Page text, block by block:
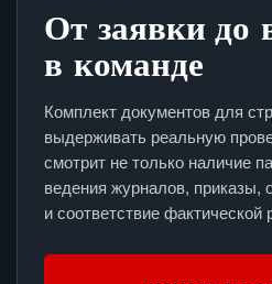
От заявки до
в команде
Комплект документов для
выдерживать реальную
смотрит не только наличие
ведения журналов, приказы,
и соответствие фактической